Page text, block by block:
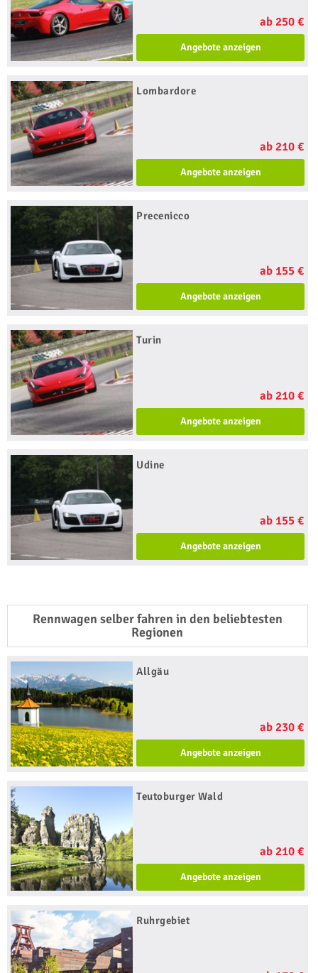
ab 250 €
Angebote anzeigen
Lombardore
ab 210 €
Angebote anzeigen
Precenicco
ab 155 €
Angebote anzeigen
Turin
ab 210 €
Angebote anzeigen
Udine
ab 155 €
Angebote anzeigen
Rennwagen selber fahren in den beliebtesten
Regionen
Allgäu
ab 230 €
Angebote anzeigen
Teutoburger Wald
ab 210 €
Angebote anzeigen
Ruhrgebiet